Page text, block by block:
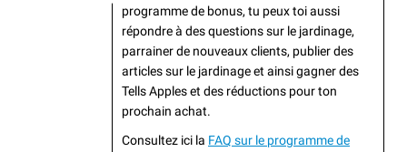
programme de bonus, tu peux toi aussi
répondre à des questions sur le jardinage,
parrainer de nouveaux clients, publier des
articles sur le jardinage et ainsi gagner des
Tells Apples et des réductions pour ton
prochain achat.
Consultez ici la FAQ sur le programme de